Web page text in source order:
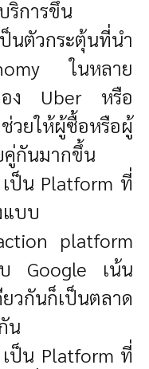
ริการขึ้น
ตัวกระตุ้นที่นำ
ในหลาย
อง Uber หรือ
วยให้ผู้ซื้อหรือผู้
คู่กันมากขึ้น
เป็น Platform ที่
บบ
platform
Google เน้น
กันก็เป็นตลาด
น
เป็น Platform ที่